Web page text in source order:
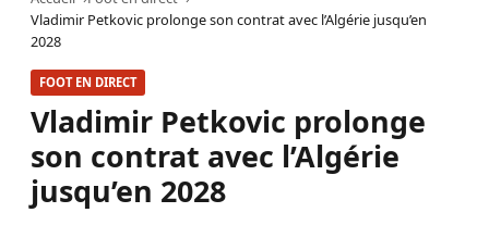
Vladimir Petkovic prolonge son contrat avec l’Algérie jusqu’en
2028
FOOT EN DIRECT
Vladimir Petkovic prolonge
son contrat avec l’Algérie
jusqu’en 2028